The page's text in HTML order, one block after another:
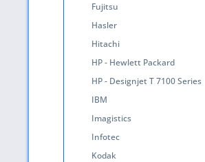
Fujitsu
Hasler
Hitachi
HP - Hewlett Packard
HP - Designjet T 7100 Series
IBM
Imagistics
Infotec
Kodak